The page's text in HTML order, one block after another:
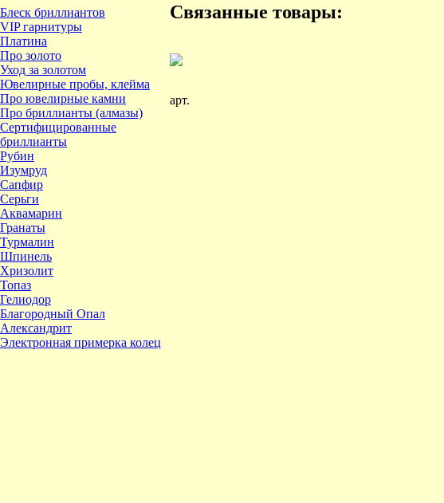
Блеск бриллиантов
VIP гарнитуры
Платина
Про золото
Уход за золотом
Ювелирные пробы, клейма
Про ювелирные камни
Про бриллианты (алмазы)
Сертифицированные
бриллианты
Рубин
Изумруд
Сапфир
Серьги
Аквамарин
Гранаты
Турмалин
Шпинель
Хризолит
Топаз
Гелиодор
Благородный Опал
Александрит
Электронная примерка колец
Связанные товары:
арт.